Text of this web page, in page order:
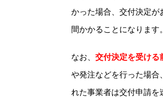
かった場合、交付決定が
間かかることになります。
なお、 交付決定を受ける
や発注などを行った場
れた事業者は交付申請を